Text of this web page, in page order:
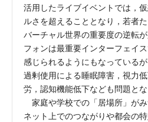
活用したライブイベントでは，
ルさを超えることとなり，若者
バーチャル世界の重要度の逆転
フォンは最重要インターフェイ
感じられるようにもなっている
過剰使用による睡眠障害，視力
労，認知機能低下なども問題とな
家庭や学校での「居場所」がみ
ネット上でのつながりや都会の